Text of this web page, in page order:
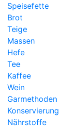
Speisefette
Brot
Teige
Massen
Hefe
Tee
Kaffee
Wein
Garmethoden
Konservierung
Nährstoffe